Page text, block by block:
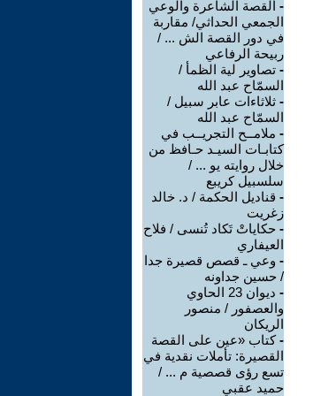
- القصة الشاعرة والوعي
الجمعي الحداثي/ مقاربة
في دور القصة الش ... /
ربيحة الرفاعي
- تصاوير لية الظمأ /
السمّاح عبد الله
- ثلاثاءات عابر سبيل /
السمّاح عبد الله
- ملامــح التجريــب في
كتابـات السيـد حـافظ من
خلال روايته يو ... /
سلسبيل كريبع
- قناديل الحكمة / د. خالد
زغريت
- حكاياتْ تَكاد تُنسى / فلاح
العيفاري
- وعي ـ قصص قصيرة جدا
/ حسين جداونه
-
ديوان 23 الحاوي
والعصفور / منصور
الريكان
-كتاب «عين على القصة
القصيرة: تأملات نقدية في
تسع رؤى قصصية م ... /
حميد عقبي